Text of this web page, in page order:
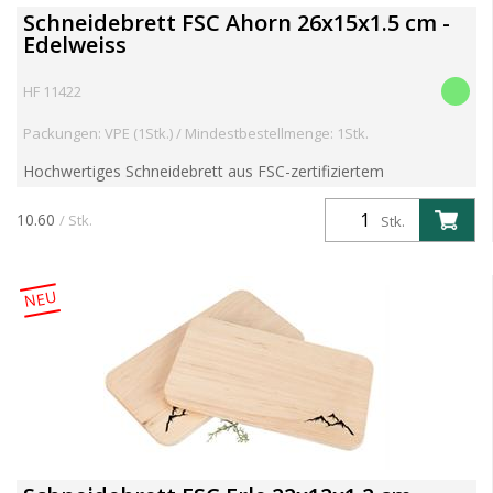
Schneidebrett FSC Ahorn 26x15x1.5 cm -
Edelweiss
HF 11422
Packungen: VPE (1Stk.) / Mindestbestellmenge: 1Stk.
Hochwertiges Schneidebrett aus FSC-zertifiziertem
europäischem Ahorn. Die glatte, strapazierfähige Oberfläche
eignet sich ideal zum Schneiden und stilvollen Servieren. Mi...
Stk.
10.60 / Stk.
NEU